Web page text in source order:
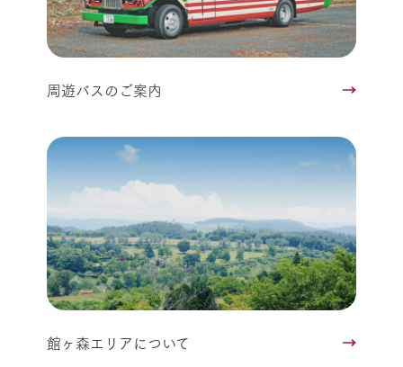
周遊バスのご案内
館ヶ森エリアについて